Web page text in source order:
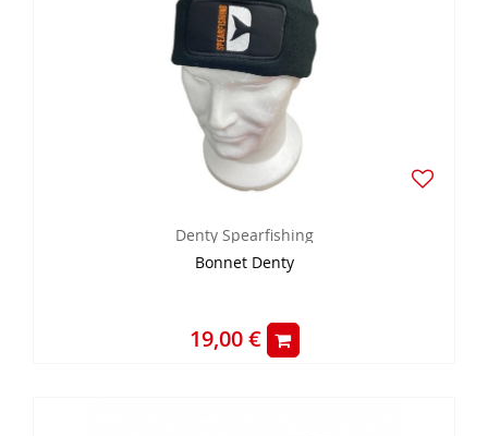
Denty Spearfishing
Bonnet Denty
19,00 €